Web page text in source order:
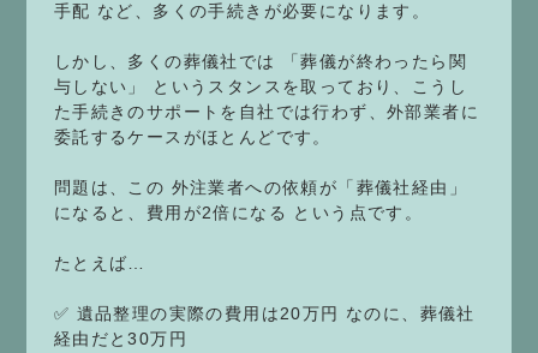
手配 など、多くの手続きが必要になります。
しかし、多くの葬儀社では 「葬儀が終わったら関
与しない」 というスタンスを取っており、こうし
た手続きのサポートを自社では行わず、外部業者に
委託するケースがほとんどです。
問題は、この 外注業者への依頼が「葬儀社経由」
になると、費用が2倍になる という点です。
たとえば…
✅ 遺品整理の実際の費用は20万円 なのに、葬儀社
経由だと30万円